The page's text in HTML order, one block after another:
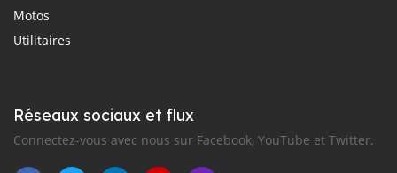
Motos
Utilitaires
Réseaux sociaux et flux
Connectez-vous avec nous sur Facebook, YouTube et Twitter.